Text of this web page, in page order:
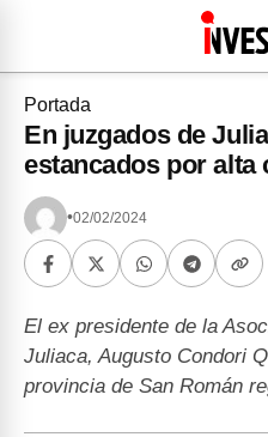
Portada
En juzgados de
estancados por alta
•02/02/2024
El ex presidente de la
Juliaca, Augusto Condori
provincia de San Román